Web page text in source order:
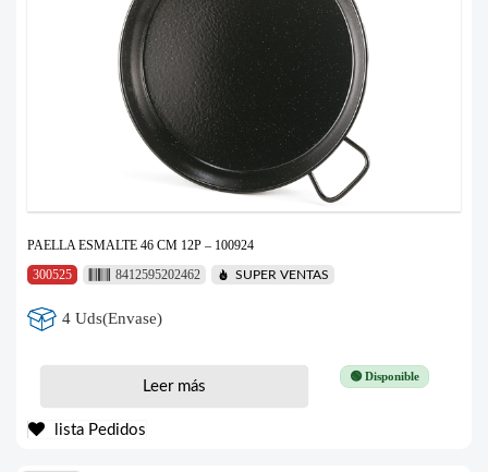
PAELLA ESMALTE 46 CM 12P – 100924
300525
8412595202462 SUPER VENTAS
4 Uds(Envase)
🟢 Disponible
Leer más
lista Pedidos